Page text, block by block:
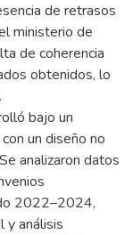
de retrasos
ministerio de
de coherencia
obtenidos, lo
bajo un
un diseño no
analizaron datos
2022–2024,
y análisis